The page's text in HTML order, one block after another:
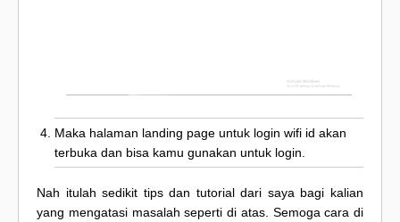
Maka halaman landing page untuk login wifi id akan
terbuka dan bisa kamu gunakan untuk login.
Nah itulah sedikit tips dan tutorial dari saya bagi kalian
yang mengatasi masalah seperti di atas. Semoga cara di